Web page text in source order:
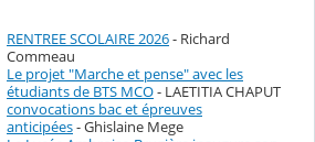
RENTREE SCOLAIRE 2026- Richard
Commeau
Le projet "Marche et pense" avec les
étudiants de BTS MCO- LAETITIA CHAPUT
convocations bac et épreuves
anticipées- Ghislaine Mege